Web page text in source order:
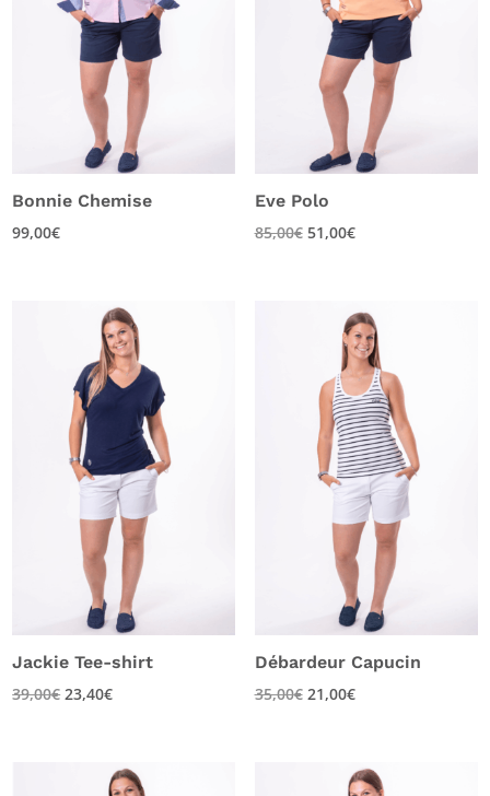
Bonnie Chemise
99,00€
Eve Polo
85,00€ 51,00€
Jackie Tee-shirt
39,00€ 23,40€
Débardeur Capucin
35,00€ 21,00€